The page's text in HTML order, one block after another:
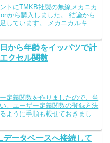
トにTMKB社製の無線メカニカ
から購入しました。 結論から
しています。 メカニカルキー
から年齢をイッパツで計
クセル関数
定義関数を作りましたので、当
。ユーザー定義関数の登録方法
ように手順も載せておきまし
データベースへ接続して